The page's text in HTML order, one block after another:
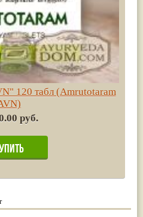
120 табл (Amrutotaram
руб.